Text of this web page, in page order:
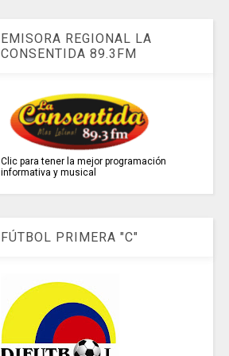
EMISORA REGIONAL LA
CONSENTIDA 89.3FM
Clic para tener la mejor programación
informativa y musical
FÚTBOL PRIMERA "C"